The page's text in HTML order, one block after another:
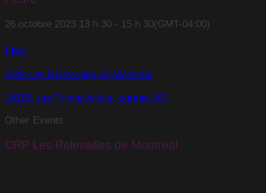
26 octobre 2023 13 h 30 - 15 h 30(GMT-04:00)
Lieu
CRP Les Relevailles de Montréal
14115, rue Prince-Arthur, bureau 341
Other Events
CRP Les Relevailles de Montréal